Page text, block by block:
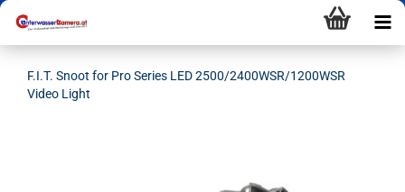
F.I.T. Snoot for Pro Series LED 2500/2400WSR/1200WSR
Video Light